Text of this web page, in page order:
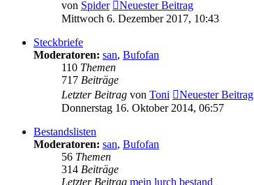
von Spider
Neuester Beitrag
Mittwoch 6. Dezember 2017, 10:43
Steckbriefe
Moderatoren: san, Bufofan
110 Themen
717 Beiträge
Letzter Beitrag von Toni
Neuester Beitrag
Donnerstag 16. Oktober 2014, 06:57
Bestandslisten
Moderatoren: san, Bufofan
56 Themen
314 Beiträge
Letzter Beitrag mein lurch bestand